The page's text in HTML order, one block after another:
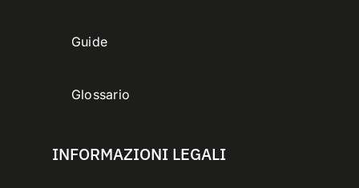
Guide
Glossario
INFORMAZIONI LEGALI